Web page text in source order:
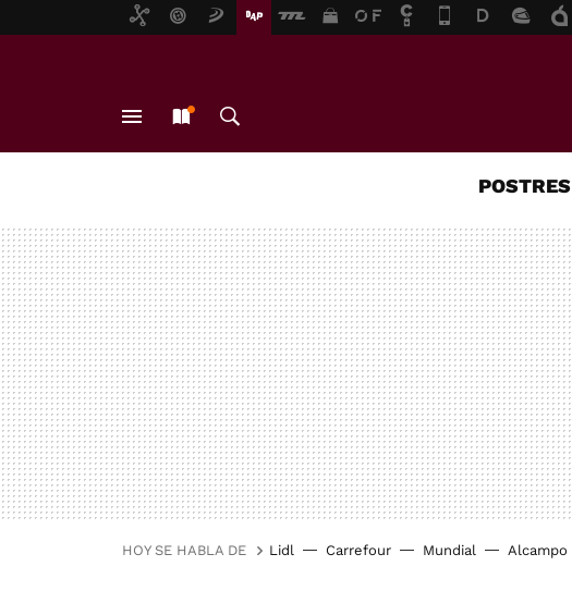
POSTRES
HOY SE HABLA DE Lidl Carrefour Mundial Alcampo